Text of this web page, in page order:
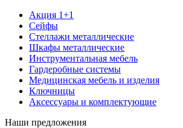
Акция 1+1
Сейфы
Стеллажи металлические
Шкафы металлические
Инструментальная мебель
Гардеробные системы
Медицинская мебель и изделия
Ключницы
Аксессуары и комплектующие
Наши предложения